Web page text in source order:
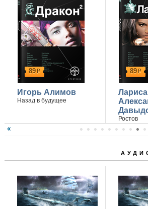
89р
Игорь Алимов
Назад в будущее
89р
Ростов